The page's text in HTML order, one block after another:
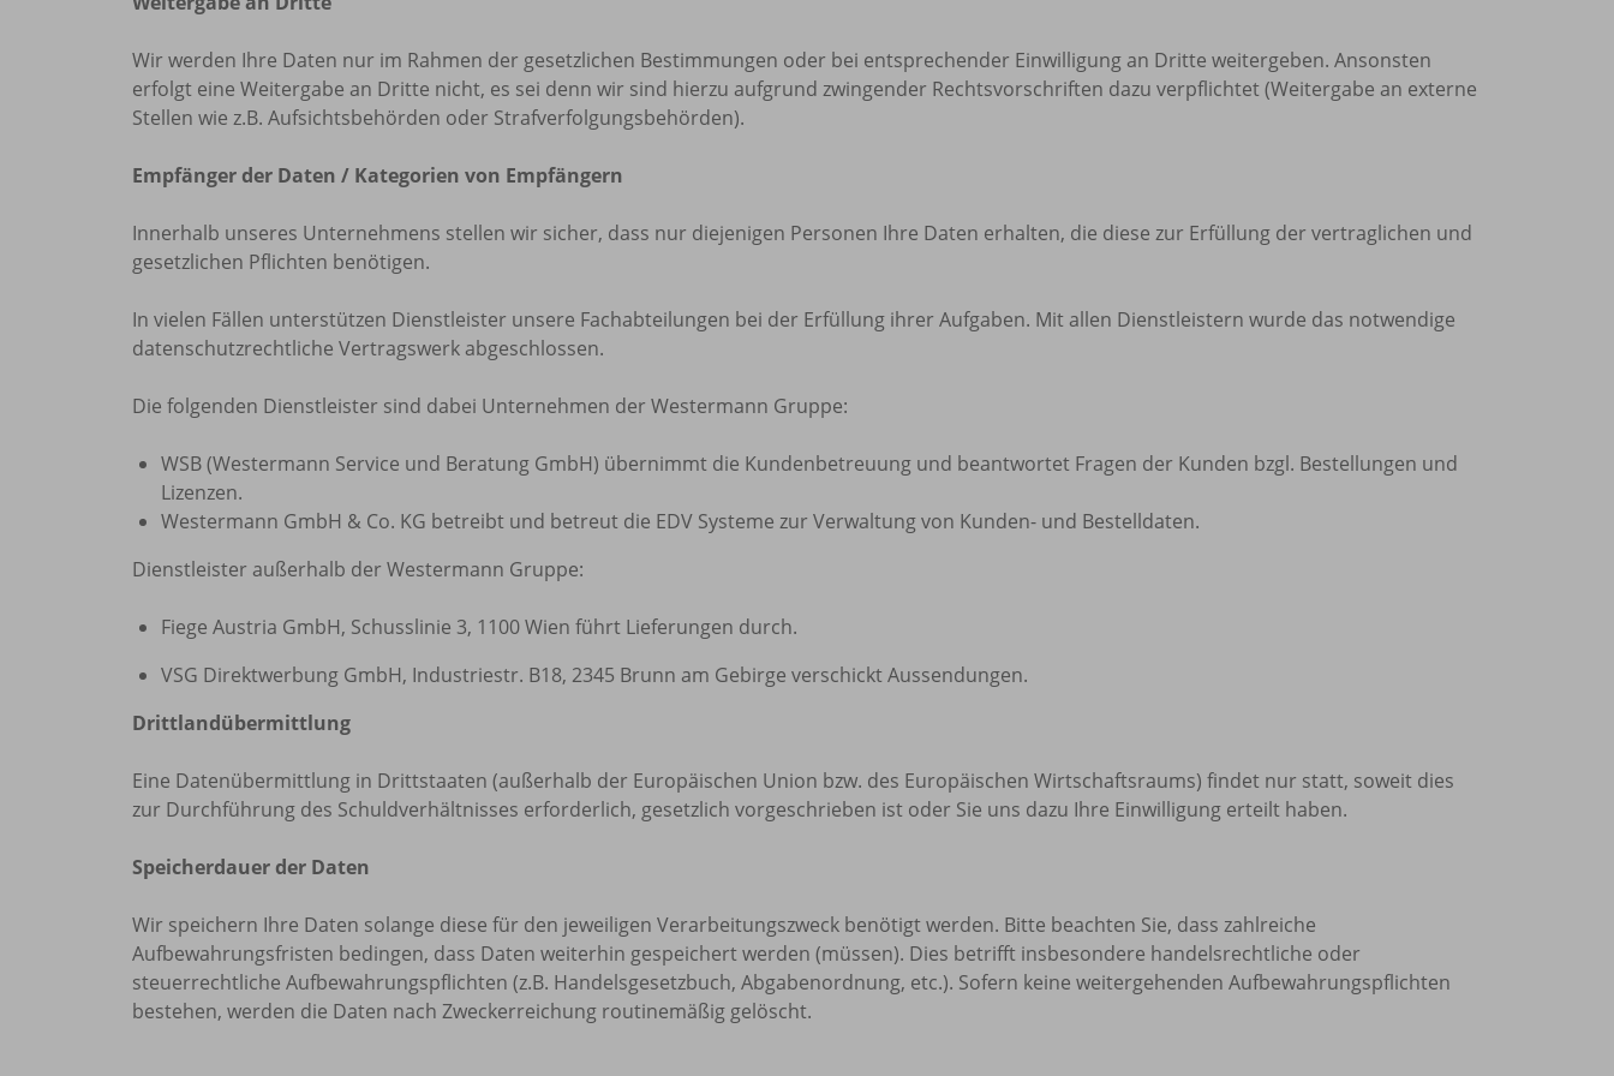
Wir werden Ihre Daten nur im Rahmen der gesetzlichen Bestimmungen oder bei entsprechender Einwilligung an Dritte weitergeben. Ansonsten
erfolgt eine Weitergabe an Dritte nicht, es sei denn wir sind hierzu aufgrund zwingender Rechtsvorschriften dazu verpflichtet (Weitergabe an externe
Stellen wie z.B. Aufsichtsbehörden oder Strafverfolgungsbehörden).
Empfänger der Daten / Kategorien von Empfängern
Innerhalb unseres Unternehmens stellen wir sicher, dass nur diejenigen Personen Ihre Daten erhalten, die diese zur Erfüllung der vertraglichen und
gesetzlichen Pflichten benötigen.
In vielen Fällen unterstützen Dienstleister unsere Fachabteilungen bei der Erfüllung ihrer Aufgaben. Mit allen Dienstleistern wurde das notwendige
datenschutzrechtliche Vertragswerk abgeschlossen.
Die folgenden Dienstleister sind dabei Unternehmen der Westermann Gruppe:
WSB (Westermann Service und Beratung GmbH) übernimmt die Kundenbetreuung und beantwortet Fragen der Kunden bzgl. Bestellungen und
Lizenzen.
Westermann GmbH & Co. KG betreibt und betreut die EDV Systeme zur Verwaltung von Kunden- und Bestelldaten.
Dienstleister außerhalb der Westermann Gruppe:
Fiege Austria GmbH, Schusslinie 3, 1100 Wien führt Lieferungen durch.
VSG Direktwerbung GmbH, Industriestr. B18, 2345 Brunn am Gebirge verschickt Aussendungen.
Drittlandübermittlung
Eine Datenübermittlung in Drittstaaten (außerhalb der Europäischen Union bzw. des Europäischen Wirtschaftsraums) findet nur statt, soweit dies
zur Durchführung des Schuldverhältnisses erforderlich, gesetzlich vorgeschrieben ist oder Sie uns dazu Ihre Einwilligung erteilt haben.
Speicherdauer der Daten
Wir speichern Ihre Daten solange diese für den jeweiligen Verarbeitungszweck benötigt werden. Bitte beachten Sie, dass zahlreiche
Aufbewahrungsfristen bedingen, dass Daten weiterhin gespeichert werden (müssen). Dies betrifft insbesondere handelsrechtliche oder
steuerrechtliche Aufbewahrungspflichten (z.B. Handelsgesetzbuch, Abgabenordnung, etc.). Sofern keine weitergehenden Aufbewahrungspflichten
bestehen, werden die Daten nach Zweckerreichung routinemäßig gelöscht.